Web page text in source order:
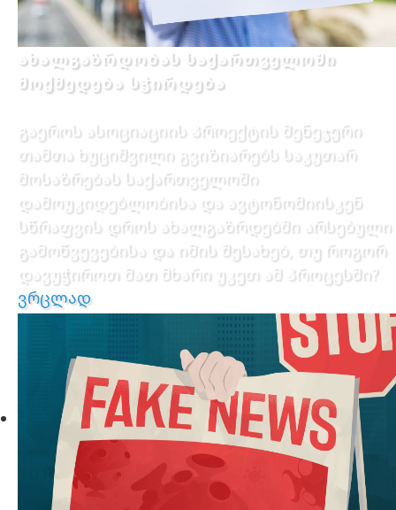
ახალგაზრდობას საქართველოში
მოქმედება სჭირდება
გაეროს ასოციაციის პროექტის მენეჯერი
თამთა ხუციშვილი გვიზიარებს საკუთარ
მოსაზრებას საქართველოში
დამოუკიდებლობისა და ავტონომიისკენ
სწრაფვის დროს ახალგაზრდებში არსებული
გამოწვევებისა და იმის შესახებ, თუ როგორ
დავუჭიროთ მათ მხარი უკეთ ამ პროცესში?
ვრცლად